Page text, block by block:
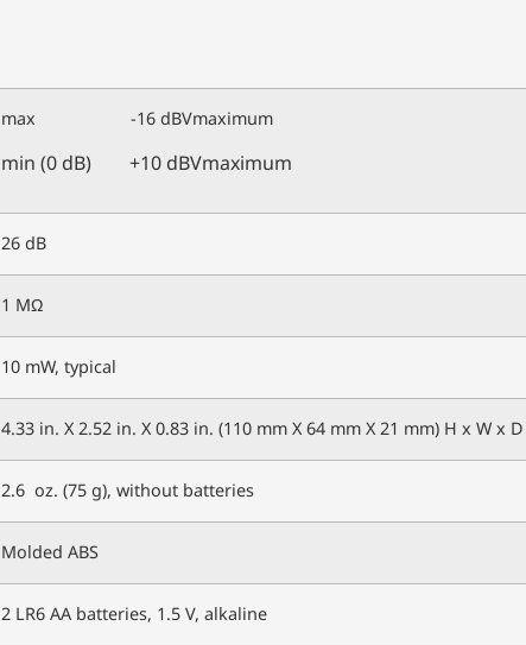
max -16 dBVmaximum
min (0 dB) +10 dBVmaximum
26 dB
1 MΩ
10 mW, typical
4.33 in. X 2.52 in. X 0.83 in. (110 mm X 64 mm X 21 mm) H x W x D
2.6 oz. (75 g), without batteries
Molded ABS
2 LR6 AA batteries, 1.5 V, alkaline